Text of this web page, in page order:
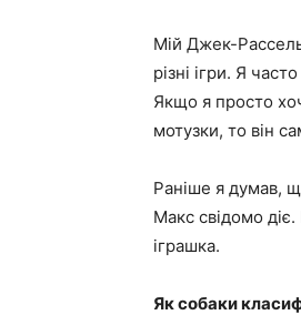
Мій Джек-
різні ігри. Я
Якщо я просто
мотузки, то він
Раніше я думав,
Макс свідомо
іграшка.
Як собаки